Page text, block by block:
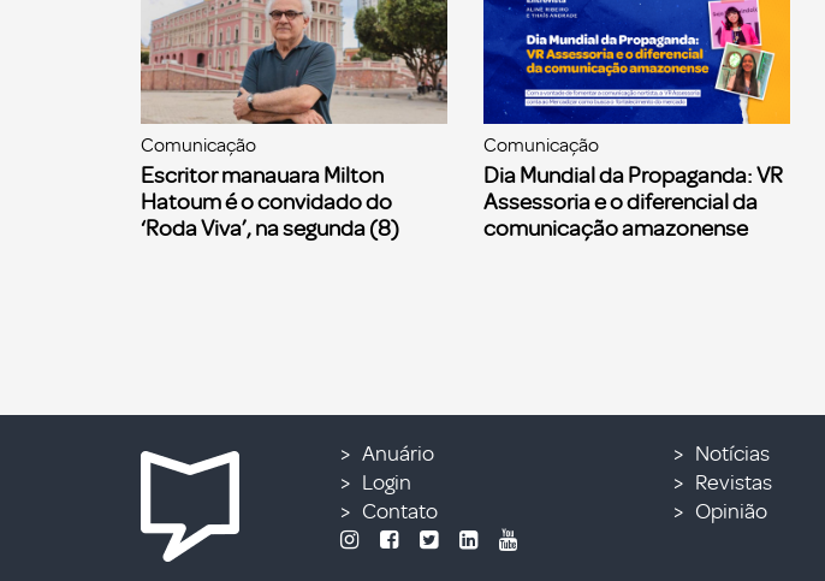
Comunicação
Escritor manauara Milton
Hatoum é o convidado do
‘Roda Viva’, na segunda (8)
Comunicação
Dia Mundial da Propaganda: VR
Assessoria e o diferencial da
comunicação amazonense
Anuário
Login
Contato
Notícias
Revistas
Opinião